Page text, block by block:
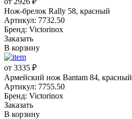
Нож-брелок Rally 58, красный
Артикул: 7732.50
Бренд: Victorinox
Заказать
В корзину
от 3335 ₽
Армейский нож Bantam 84, красный
Артикул: 7755.50
Бренд: Victorinox
Заказать
В корзину